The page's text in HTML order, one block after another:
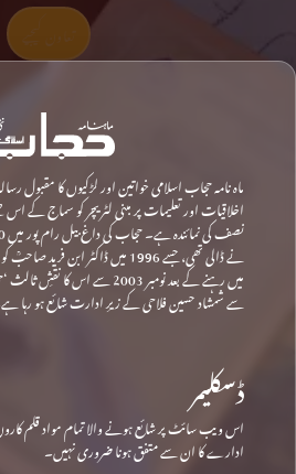
ماہ نامہ حجاب اسلامی خواتین اور لڑکیوں کا مقبول
اخلاقیات اور تعلیمات پر مبنی لٹریچر کو سماج کے
نے ڈالی تھی، جسے 1996 میں ڈاکٹر
میں رہنے کے بعد نومبر 2003 سے
سے شمشاد حسین فلاحی کے زیرِ ادارت شائع ہو رہا
ڈسکلیمر
اس ویب سائٹ پر شائع ہونے والا تمام مواد قلم
ادارے کا ان سے متفق ہونا ضروری نہیں۔